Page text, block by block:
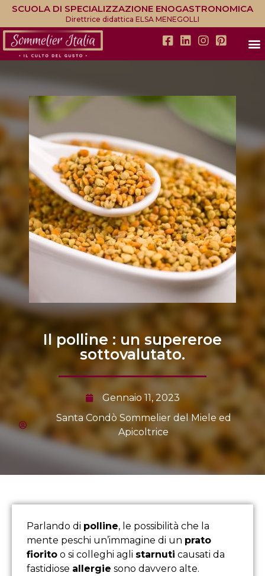
SCUOLA DI SPECIALIZZAZIONE ENOGASTRONOMICA
Direttrice didattica ELSA MENEGOLLI
Il polline : un supereroe
sottovalutato.
Gennaio 11, 2023
Santa Condò Sommelier del Miele ed
Apicoltrice
Parlando di polline, le possibilità che la
mente peschi un’immagine di un prato
fiorito o si colleghi agli starnuti causati da
fastidiose allergie sono davvero alte.